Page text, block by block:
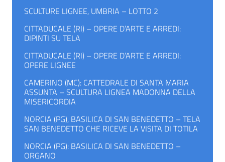
SCULTURE LIGNEE, UMBRIA – LOTTO 2
CITTADUCALE (RI) – OPERE D’ARTE E ARREDI:
DIPINTI SU TELA
CITTADUCALE (RI) – OPERE D’ARTE E ARREDI:
OPERE LIGNEE
CAMERINO (MC): CATTEDRALE DI SANTA MARIA
ASSUNTA – SCULTURA LIGNEA MADONNA DELLA
MISERICORDIA
NORCIA (PG), BASILICA DI SAN BENEDETTO – TELA
SAN BENEDETTO CHE RICEVE LA VISITA DI TOTILA
NORCIA (PG): BASILICA DI SAN BENEDETTO –
ORGANO